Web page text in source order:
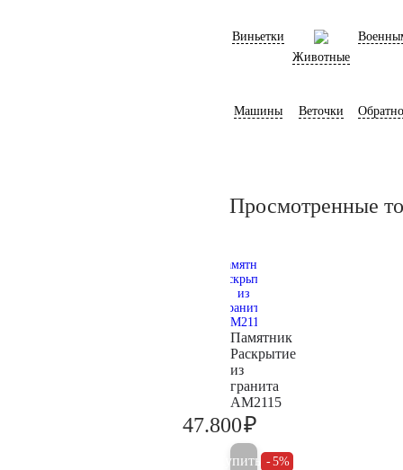
Виньетки
Животные
Машины Веточки
Просмотренные
Памятник
Раскрытие
из
гранита
AM2115
47.800₽
Купить 5%